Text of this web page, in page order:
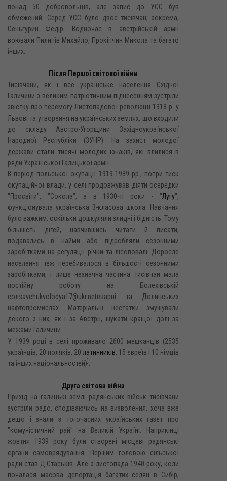
понад 50 добровольців, але запис до УСС був
обмежений. Серед УСС було двоє тисівчан, зокрема,
Сеньгурин Федір. Водночас в австрійській армії
воювали Пилипів Михайло, Прокіпчин Микола та багато
інших.
Після Першої світової війни
Тисівчани, як і все українське населення Східної
Галичини з великим патріотичним піднесенням зустріли
звістку про перемогу Листопадової революції 1918 p. y
Львові та утворення на українських землях, що входили
до складу Австро-Угорщини Західноукраїнської
Народної Республіки (ЗУНР). На захист молодої
держави стали тисячі молодих юнаків, які влилися в
ряди Української Галицької армії.
В період польської окупації 1919-1939 pp., попри тиск
окупаційної влади, у селі продовжував діяти осередки
"Просвіти", "Сокола", а в 1930-ті роки - "Лугу",
функціонувала українська 3-класова школа. Навчання
було важким, оскільки дошкуляли злидні і бідність. Тому
більшість дітей, навчившись читати й писати,
подавались в найми або підробляли сезонними
заробітками на регуляції річки та лісоповалі. Доросле
населення теж перебивалося в більшості сезонними
заробітками, і лише незначна частина тисівчан мала
постійну роботу на Болехівській
солsavchukvolodya17@ukr.netеварні та Долинських
нафтопромислах. Матеріальні нестатки змушували
декого з них, як і за Австрії, шукати кращої долі за
межами Галичини.
У 1939 році в селі проживало 2600 мешканців (2535
українців, 20 поляків, 20 латинників, 15 євреїв і 10 німців
та інших національностей)
Друга світова війна
Прихід на галицькі землі радянських військ тисівчани
зустріли радо, сподіваючись на визволення, хоча вже
дещо і знали з тогочасних українських газет про
"комуністичний рай" на Великій Україні. Наприкінці
жовтня 1939 року були створені місцеві радянські
органи самоврядування. Першим головою сільської
ради став Д.Стаськів. Але з листопада 1940 року, коли
почалася масова депортація багатих селян в Сибір,